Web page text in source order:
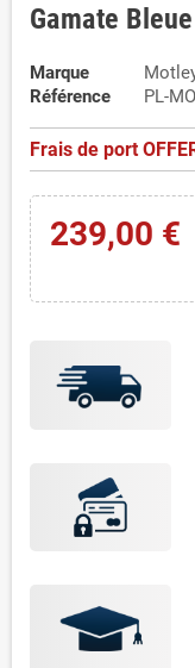
Gamate
Marque
Référence
PL-
Frais de port
239,00 €